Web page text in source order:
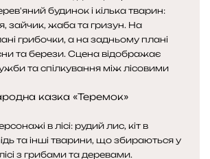
казка «Теремок»